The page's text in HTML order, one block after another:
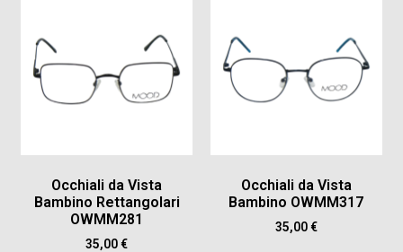
Occhiali da Vista
Bambino Rettangolari
OWMM281
35,00€
Occhiali da Vista
Bambino OWMM317
35,00€